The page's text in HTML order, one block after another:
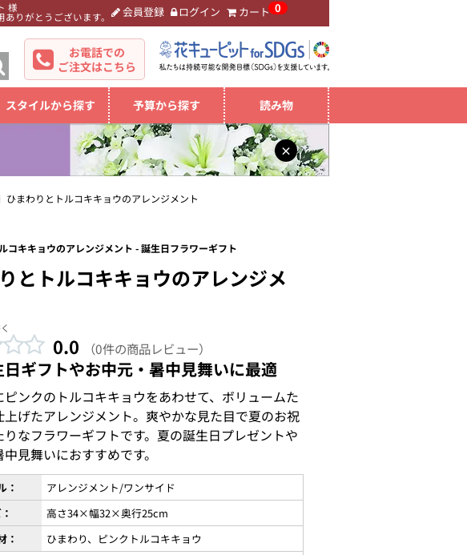
様
ありがとうございます。 会員登録 ログイン カート 0
お電話での
ご注文はこちら
スタイルから探す 予算から探す 読み物
×
ひまわりとトルコキキョウのアレンジメント
コキキョウのアレンジメント - 誕生日フラワーギフト
とトルコキキョウのアレンジメ
0.0 （0件の商品レビュー）
ギフトやお中元・暑中見舞いに最適
ピンクのトルコキキョウをあわせて、ボリュームた
上げたアレンジメント。爽やかな見た目で夏のお祝
りなフラワーギフトです。夏の誕生日プレゼントや
見舞いにおすすめです。
：
アレンジメント/ワンサイド
高さ34×幅32×奥行25cm
：
ひまわり、ピンクトルコキキョウ